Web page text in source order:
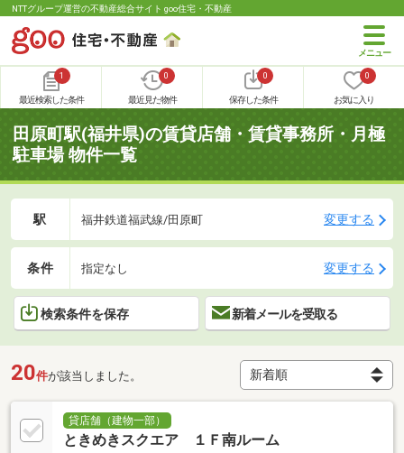
NTTグループ運営の不動産総合サイト goo住宅・不動産
1
最近検索した条件
0
最近見た物件
0
保存した条件
0
お気に入り
田原町駅(福井県)の賃貸店舗・賃貸事務所・月極
駐車場 物件一覧
駅 福井鉄道福武線/田原町 変更する
条件 指定なし 変更する
検索条件を保存 新着メールを受取る
20件が該当しました。
貸店舗（建物一部）
ときめきスクエア １Ｆ南ルーム